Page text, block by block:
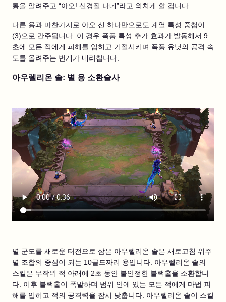
통을 알려주고 “아오! 신경질 나네”라고 외치게 할 겁니다.
다른 용과 마찬가지로 아오 신 하나만으로도 계열 특성 중첩이
(3)으로 간주됩니다. 이 경우 폭풍 특성 추가 효과가 발동해서 9
초에 모든 적에게 피해를 입히고 기절시키며 폭풍 유닛의 공격 속
도를 올려주는 번개가 내리칩니다.
아우렐리온 솔: 별 용 소환술사
별 군도를 새로운 터전으로 삼은 아우렐리온 솔은 새로고침 위주
별 조합의 중심이 되는 10골드짜리 용입니다. 아우렐리온 솔의
스킬은 무작위 적 아래에 2초 동안 불안정한 블랙홀을 소환합니
다. 이후 블랙홀이 폭발하며 범위 안에 있는 모든 적에게 마법 피
해를 입히고 적의 공격력을 잠시 낮춥니다. 아우렐리온 솔이 스킬